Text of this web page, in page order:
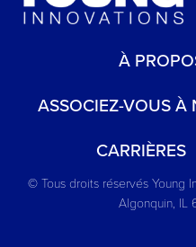
À
ASSOCIEZ-VOUS À
CARRIÈRES
© Tous droits réservés Young
Algonquin, IL